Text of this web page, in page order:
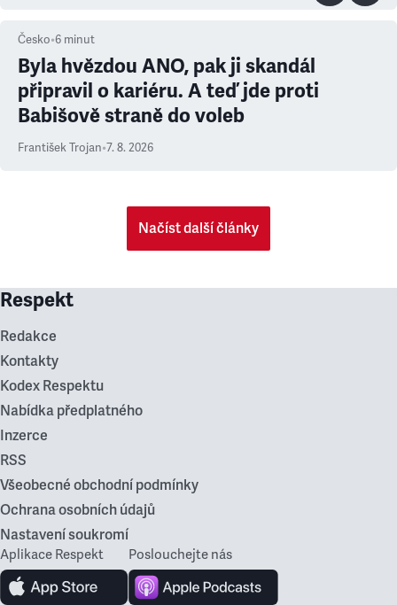
Česko•6 minut
Byla hvězdou ANO, pak ji skandál
připravil o kariéru. A teď jde proti
Babišově straně do voleb
František Trojan•7. 8. 2026
Načíst další články
Respekt
Redakce
Kontakty
Kodex Respektu
Nabídka předplatného
Inzerce
RSS
Všeobecné obchodní podmínky
Ochrana osobních údajů
Nastavení soukromí
Aplikace Respekt Poslouchejte nás